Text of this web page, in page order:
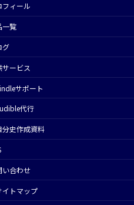
フィール
一覧
グ
サービス
サポート
代行
分史作成資料
い合わせ
イトマップ